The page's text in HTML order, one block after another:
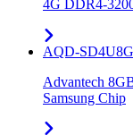
4G DDR4-
AQD-
Advantech
Samsung Chip